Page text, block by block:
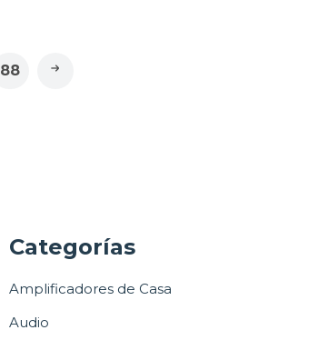
88
Categorías
Amplificadores de Casa
Audio